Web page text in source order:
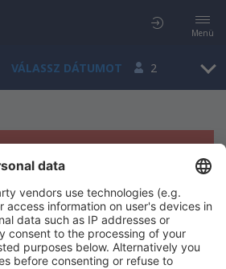
Menü
VÁLASSZ DÁTUMOT 2
eredménnyel nem
más kritériumot kiválasztva